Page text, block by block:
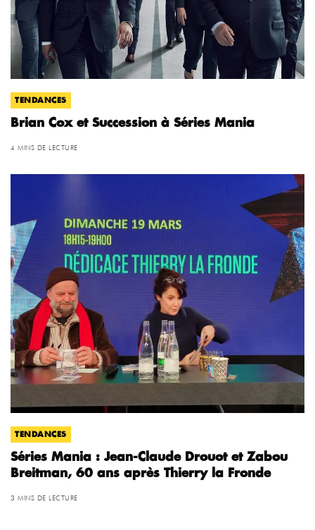
TENDANCES
Brian Cox et Succession à Séries Mania
4 MINS DE LECTURE
TENDANCES
Séries Mania : Jean-Claude Drouot et Zabou
Breitman, 60 ans après Thierry la Fronde
3 MINS DE LECTURE